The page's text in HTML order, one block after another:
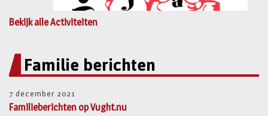
Bekijk alle Activiteiten
Familie berichten
7 december 2021
Familieberichten op Vught.nu